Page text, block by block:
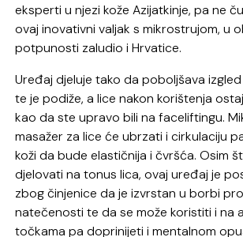
eksperti u njezi kože Azijatkinje, pa ne
ovaj inovativni valjak s mikrostrujom, u
potpunosti zaludio i Hrvatice.
Uređaj djeluje tako da poboljšava
te je podiže, a lice nakon korištenja
kao da ste upravo bili na faceliftingu.
masažer za lice će ubrzati i cirkulaciju
koži da bude elastičnija i čvršća. Osim
djelovati na tonus lica, ovaj uređaj je
zbog činjenice da je izvrstan u borbi
natečenosti te da se može koristiti i na
točkama pa doprinijeti i mentalnom